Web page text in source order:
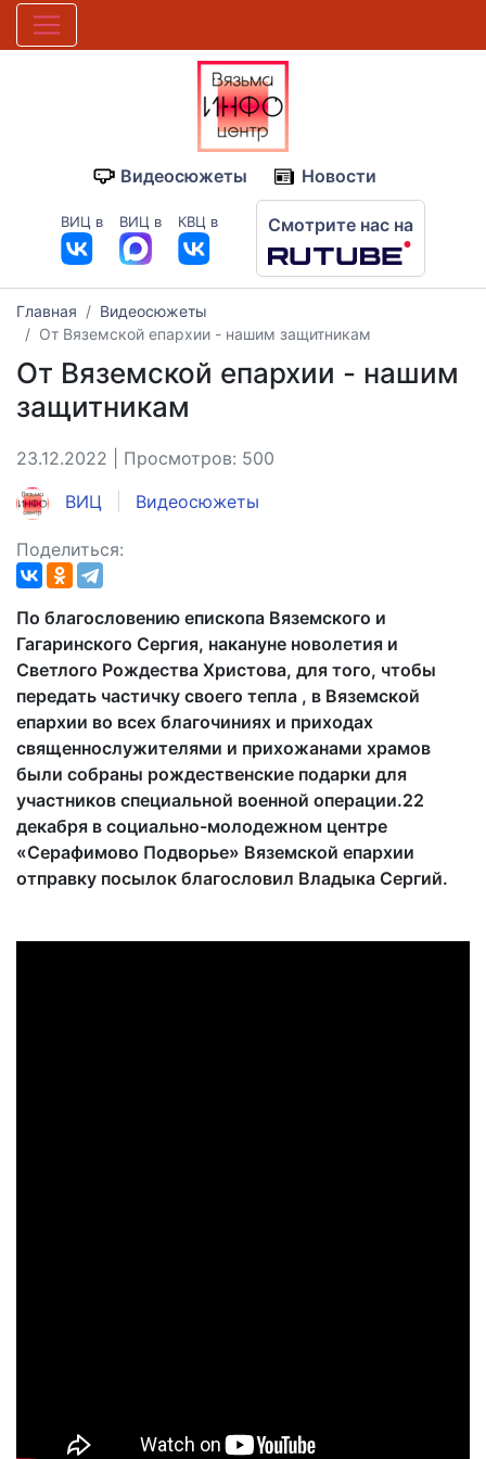
Видеосюжеты Новости
ВИЦ в ВИЦ в КВЦ в Смотрите нас на
Главная
Видеосюжеты
От Вяземской епархии - нашим защитникам
От Вяземской епархии - нашим
защитникам
23.12.2022 | Просмотров: 500
ВИЦ Видеосюжеты
Поделиться:
По благословению епископа Вяземского и
Гагаринского Сергия, накануне новолетия и
Светлого Рождества Христова, для того, чтобы
передать частичку своего тепла , в Вяземской
епархии во всех благочиниях и приходах
священнослужителями и прихожанами храмов
были собраны рождественские подарки для
участников специальной военной операции.22
декабря в социально-молодежном центре
«Серафимово Подворье» Вяземской епархии
отправку посылок благословил Владыка Сергий.